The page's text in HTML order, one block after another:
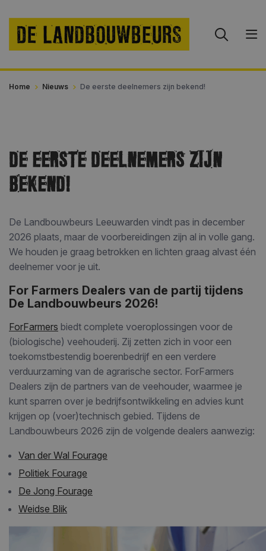
Home Nieuws De eerste deelnemers zijn bekend!
DE EERSTE DEELNEMERS ZIJN
BEKEND!
De Landbouwbeurs Leeuwarden vindt pas in december
2026 plaats, maar de voorbereidingen zijn al in volle gang.
We houden je graag betrokken en lichten graag alvast één
deelnemer voor je uit.
For Farmers Dealers van de partij tijdens
De Landbouwbeurs 2026!
ForFarmers biedt complete voeroplossingen voor de
(biologische) veehouderij. Zij zetten zich in voor een
toekomstbestendig boerenbedrijf en een verdere
verduurzaming van de agrarische sector. ForFarmers
Dealers zijn de partners van de veehouder, waarmee je
kunt sparren over je bedrijfsontwikkeling en advies kunt
krijgen op (voer)technisch gebied. Tijdens de
Landbouwbeurs 2026 zijn de volgende dealers aanwezig:
Van der Wal Fourage
Politiek Fourage
De Jong Fourage
Weidse Blik